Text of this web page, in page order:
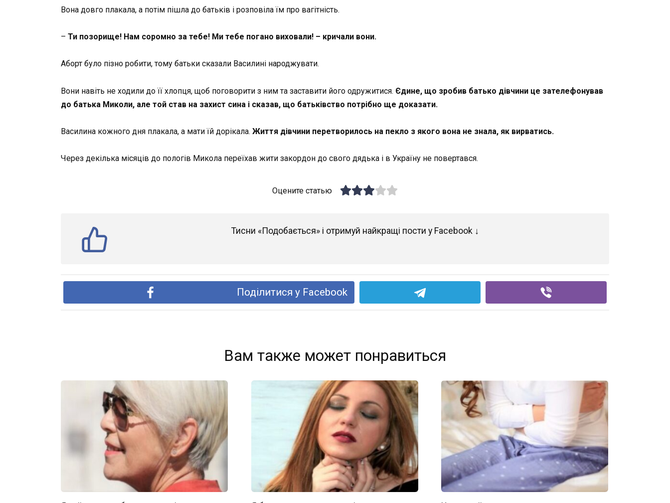
Вона довго плакала, а потім пішла до батьків і розповіла їм про вагітність.
– Ти позорище! Нам соромно за тебе! Ми тебе погано виховали! – кричали вони.
Аборт було пізно робити, тому батьки сказали Василині народжувати.
Вони навіть не ходили до її хлопця, щоб поговорити з ним та заставити його одружитися. Єдине, що зробив батько дівчини це зателефонував
до батька Миколи, але той став на захист сина і сказав, що батьківство потрібно ще доказати.
Василина кожного дня плакала, а мати їй дорікала. Життя дівчини перетворилось на пекло з якого вона не знала, як вирватись.
Через декілька місяців до пологів Микола переїхав жити закордон до свого дядька і в Україну не повертався.
Оцените статью
Тисни «Подобається» і отримуй найкращі пости у Facebook ↓
Поділитися у Facebook
Вам также может понравиться